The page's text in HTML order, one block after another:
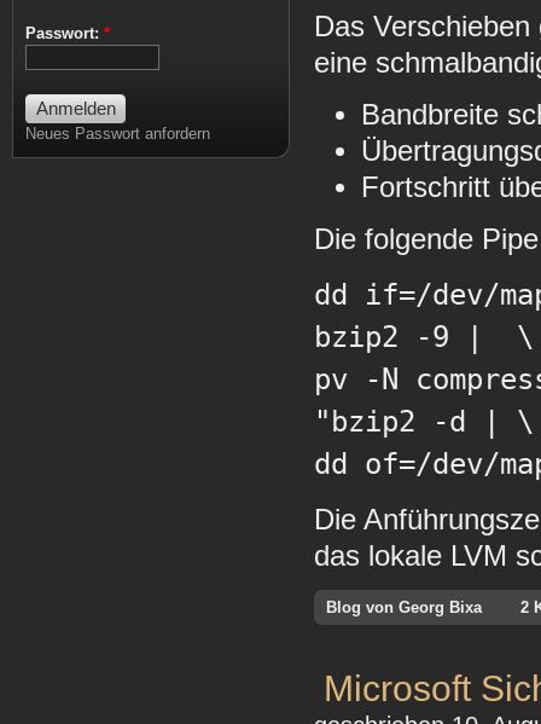
Passwort: *
Neues Passwort anfordern
Das
eine
Bandbreite
Fortschritt
Die folgende
dd if=/dev/
bzip2 -9 | \
pv -N
"bzip2 -d | \
dd of=/dev/
Die
das lokale LVM
Blog von Georg Bixa 2
Microsoft